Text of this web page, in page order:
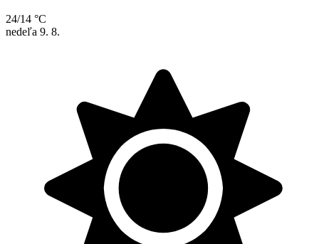
24/14 °C
nedeľa 9. 8.